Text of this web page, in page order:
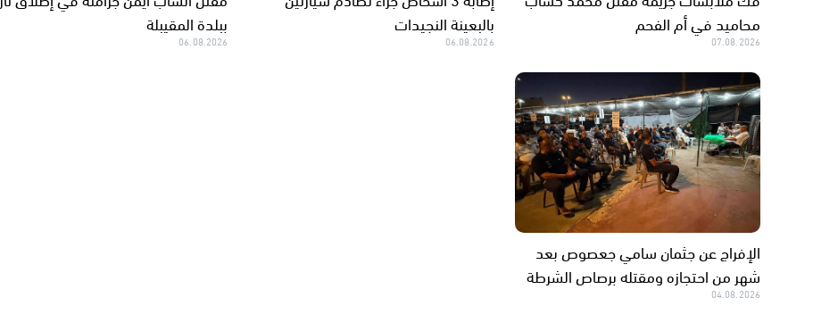
محاميد في أم الفحم
07.08.2026
بالبعينة النجيدات
06.08.2026
ببلدة المقيبلة
06.08.2026
الإفراج عن جثمان سامي جعصوص بعد
شهر من احتجازه ومقتله برصاص الشرطة
04.08.2026